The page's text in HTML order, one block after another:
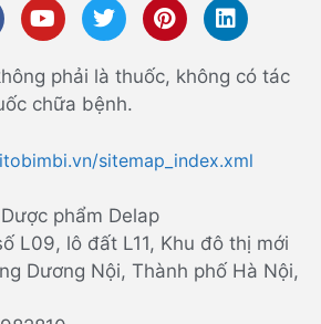
phải là thuốc, không có tác
chữa bệnh.
sitemap_index.xml
phẩm Delap
L09, lô đất L11, Khu đô thị mới
Dương Nội, Thành phố Hà Nội,